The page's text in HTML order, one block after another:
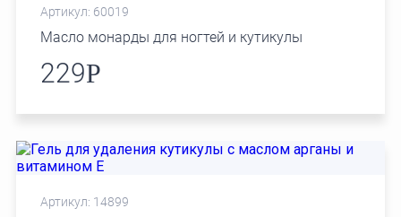
Артикул: 60019
Масло монарды для ногтей и кутикулы
229Р
Артикул: 14899